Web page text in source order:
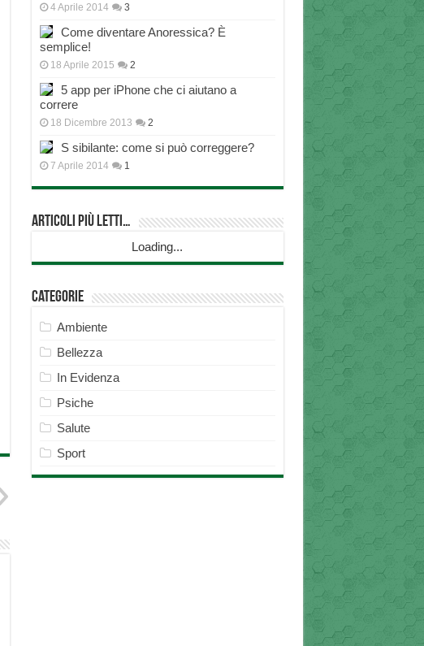
4 Aprile 2014 3
Come diventare Anoressica? È
semplice!
18 Aprile 2015 2
5 app per iPhone che ci aiutano a
correre
18 Dicembre 2013 2
S sibilante: come si può correggere?
7 Aprile 2014 1
Articoli più Letti…
Loading...
Categorie
Ambiente
Bellezza
In Evidenza
Psiche
Salute
Sport